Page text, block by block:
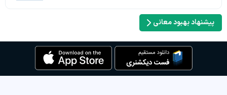
پیشنهاد بهبود معانی